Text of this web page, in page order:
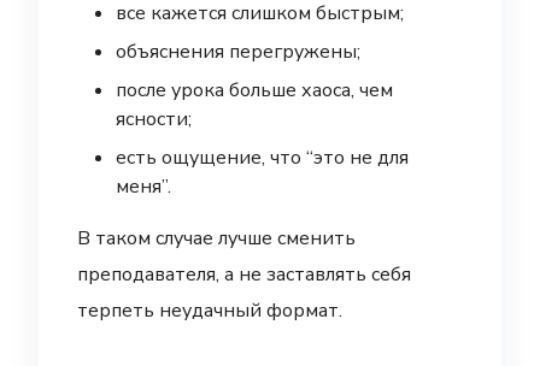
все кажется слишком быстрым;
объяснения перегружены;
после урока больше хаоса, чем
ясности;
есть ощущение, что “это не для
меня”.
В таком случае лучше сменить
преподавателя, а не заставлять себя
терпеть неудачный формат.